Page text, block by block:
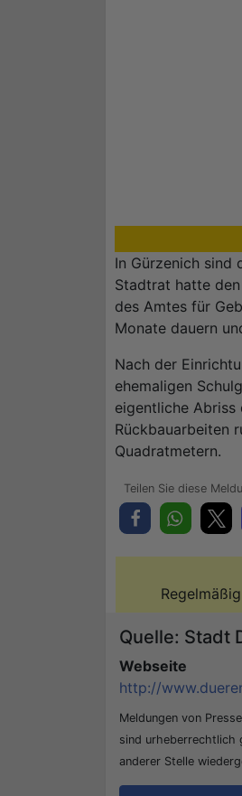
In Gürzenich sind
Stadtrat hatte
des Amtes für
Monate dauern
Nach der
ehemaligen
eigentliche
Rückbauarbeiten
Quadratmetern.
Quelle: Stadt
Webseite
http://
Meldungen von
sind urheberrechtlich
anderer Stelle